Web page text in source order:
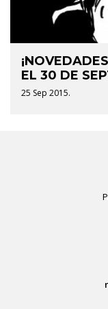
EL 30 DE
25 Sep 2015.